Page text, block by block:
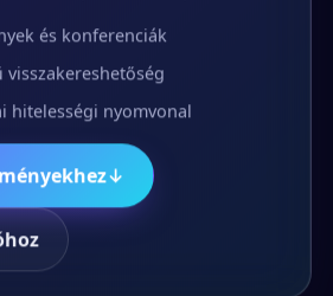
és konferenciák
visszakereshetőség
hitelességi nyomvonal
↓